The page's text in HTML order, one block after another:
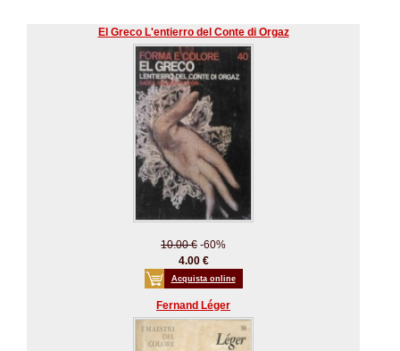
El Greco L'entierro del Conte di Orgaz
10.00 € -60%
4.00 €
Acquista online
Fernand Léger